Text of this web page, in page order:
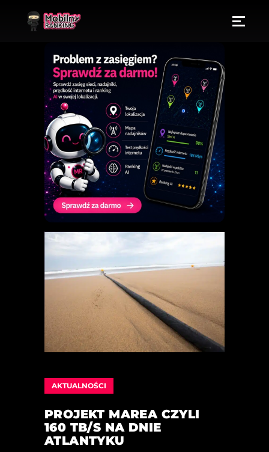
AKTUALNOŚCI
PROJEKT MAREA CZYLI
160 TB/S NA DNIE
ATLANTYKU